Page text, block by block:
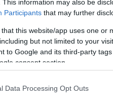
This information may also be
Participants that may further
that this website/app uses one or
but not limited to your
to Google and its third-party
consent section.
Data Processing Opt Outs
νέες έρευνες για να
θα μπορούσε να έχει αυτή
κινδύνου για
στοJournal of